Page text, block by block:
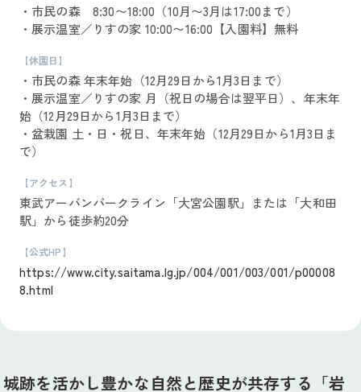
・市民の森 8:30〜18:00（10月〜3月は17:00まで）
・展示温室／りすの家 10:00〜16:00【入園料】無料
【休園日】
・市民の森 年末年始（12月29日から1月3日まで）
・展示温室／りすの家 月（祝日の場合は翌平日）、年末年
始（12月29日から1月3日まで）
・盆栽園 土・日・祝日、年末年始（12月29日から1月3日ま
で）
【アクセス】
東武アーバンパークライン「大宮公園駅」または「大和田
駅」から徒歩約20分
【公式HP】
https://www.city.saitama.lg.jp/004/001/003/001/p00008
8.html
城跡を活かし豊かな自然と歴史が共存する「岩